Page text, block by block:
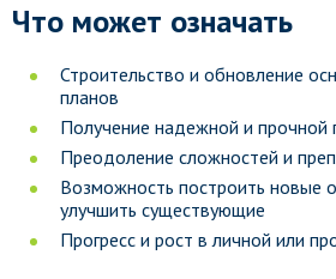
Что может означать
Строительство и обновление
планов
Получение надежной и прочной
Преодоление сложностей и
Возможность построить новые
улучшить существующие
Прогресс и рост в личной или